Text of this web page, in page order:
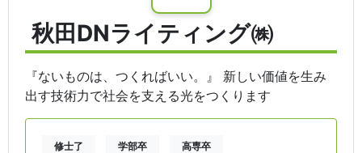
秋田DNライティング㈱
『ないものは、つくればいい。』 新しい価値を生み
出す技術力で社会を支える光をつくります
修士了 学部卒 高専卒